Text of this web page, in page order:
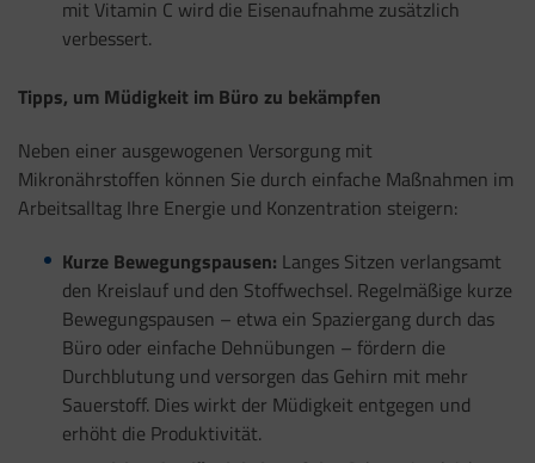
mit Vitamin C wird die Eisenaufnahme zusätzlich
verbessert.
Tipps, um Müdigkeit im Büro zu bekämpfen
Neben einer ausgewogenen Versorgung mit
Mikronährstoffen können Sie durch einfache Maßnahmen im
Arbeitsalltag Ihre Energie und Konzentration steigern:
Kurze Bewegungspausen: Langes Sitzen verlangsamt
den Kreislauf und den Stoffwechsel. Regelmäßige kurze
Bewegungspausen – etwa ein Spaziergang durch das
Büro oder einfache Dehnübungen – fördern die
Durchblutung und versorgen das Gehirn mit mehr
Sauerstoff. Dies wirkt der Müdigkeit entgegen und
erhöht die Produktivität.